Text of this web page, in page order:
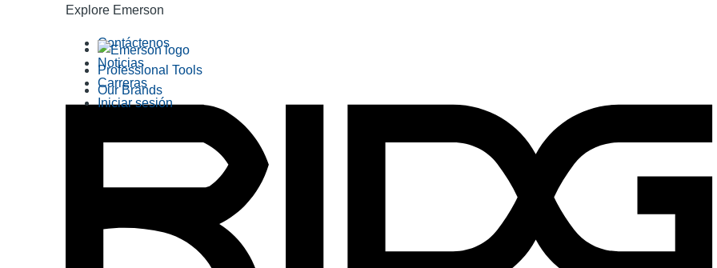
Explore Emerson
Professional Tools
Our Brands
Contáctenos
Noticias
Carreras
Iniciar sesión